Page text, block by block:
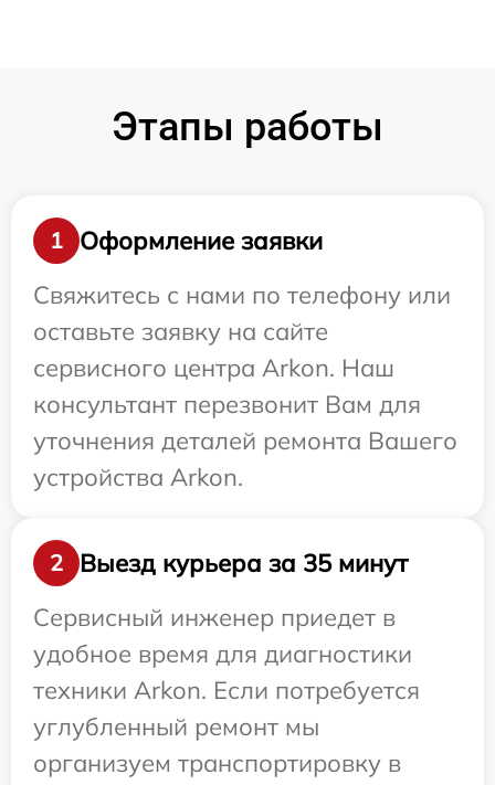
Этапы работы
1
Оформление заявки
Свяжитесь с нами по телефону или
оставьте заявку на сайте
сервисного центра Arkon. Наш
консультант перезвонит Вам для
уточнения деталей ремонта Вашего
устройства Arkon.
2
Выезд курьера за 35 минут
Сервисный инженер приедет в
удобное время для диагностики
техники Arkon. Если потребуется
углубленный ремонт мы
организуем транспортировку в